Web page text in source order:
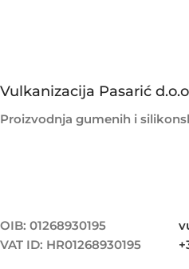
Vulkanizacija Pasarić
Proizvodnja gumenih i
OIB: 01268930195
VAT ID: HR01268930195